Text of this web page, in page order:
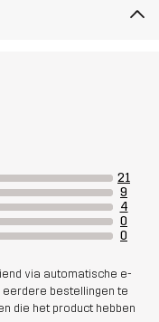
21
9
4
0
0
via automatische e-
eerdere bestellingen te
die het product hebben